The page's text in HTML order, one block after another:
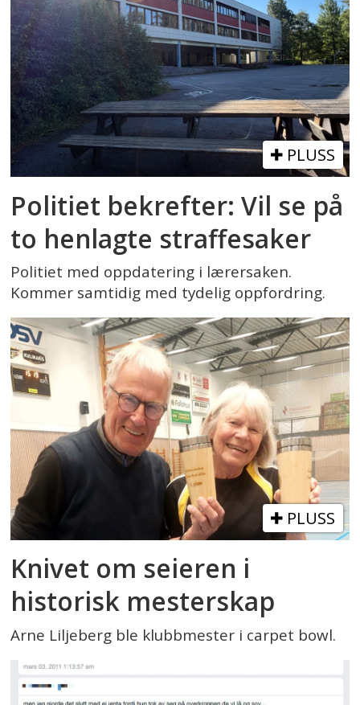
PLUSS
Politiet bekrefter: Vil se på
to henlagte straffesaker
Politiet med oppdatering i lærersaken.
Kommer samtidig med tydelig oppfordring.
PLUSS
Knivet om seieren i
historisk mesterskap
Arne Liljeberg ble klubbmester i carpet bowl.